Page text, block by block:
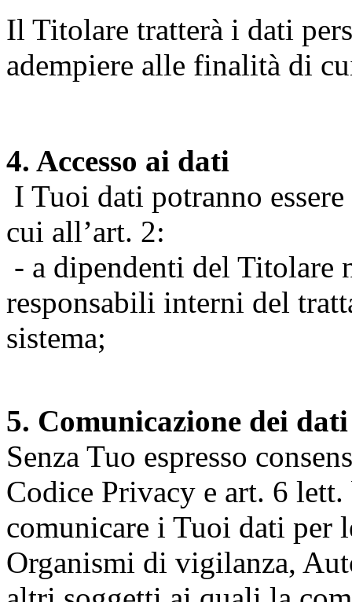
Il Titolare tratterà i dati
adempiere alle finalità di
4. Accesso ai dati
I Tuoi dati potranno
cui all’art. 2:
- a dipendenti del Titolare
responsabili interni del
sistema;
5. Comunicazione dei dati
Senza Tuo espresso
Codice Privacy e art. 6
comunicare i Tuoi dati per
Organismi di vigilanza,